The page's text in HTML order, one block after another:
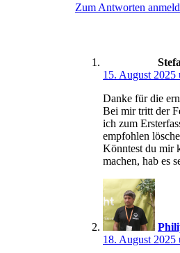
Zum Antworten
15. August
Danke für die
Bei mir tritt der
ich zum
empfohlen
Könntest du mir
machen, hab es
18. August